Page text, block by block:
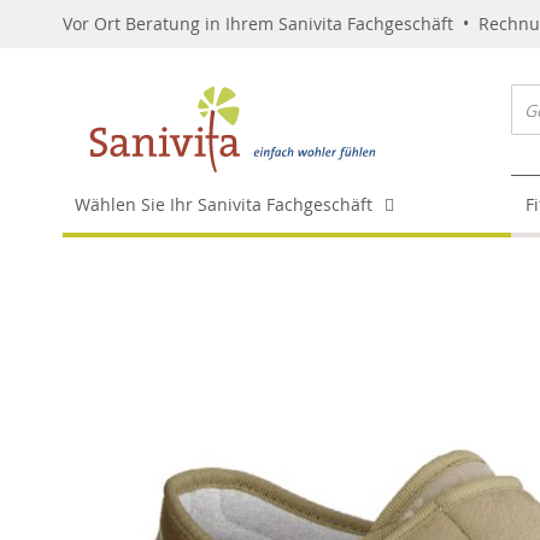
Vor Ort Beratung in Ihrem Sanivita Fachgeschäft •
Wählen Sie Ihr Sanivita Fachgeschäft